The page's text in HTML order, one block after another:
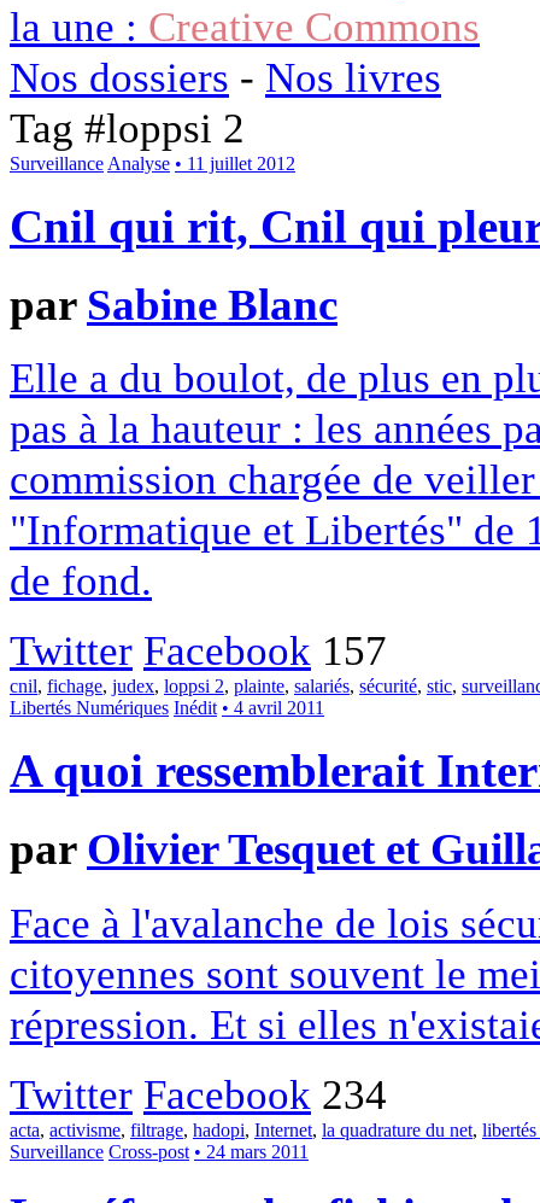
la une : Creative Commons
Nos dossiers - Nos livres
Tag #loppsi 2
Surveillance Analyse • 11 juillet 2012
Cnil qui rit, Cnil qui
par Sabine Blanc
Elle a du boulot, de plus en
pas à la hauteur : les années
commission chargée de
"Informatique et Libertés" de
de fond.
Twitter Facebook 157
cnil, fichage, judex, loppsi 2, plainte, salariés, sécurité, stic,
Libertés Numériques Inédit • 4 avril 2011
A quoi ressemblerait
par Olivier Tesquet et
Face à l'avalanche de lois
citoyennes sont souvent le
répression. Et si elles
Twitter Facebook 234
acta, activisme, filtrage, hadopi, Internet, la quadrature du net,
Surveillance Cross-post • 24 mars 2011